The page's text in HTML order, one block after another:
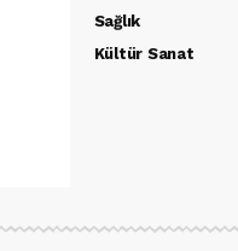
Sağlık
Kültür Sanat